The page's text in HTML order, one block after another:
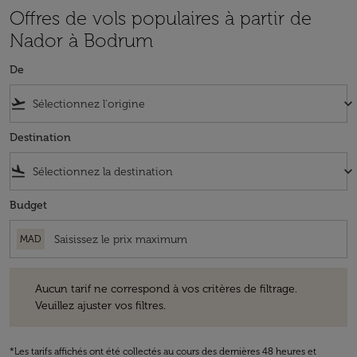
Offres de vols populaires à partir de
Nador à Bodrum
De
flight_takeoff keyboard_arrow_down
Destination
flight_land keyboard_arrow_down
Budget
MAD
Aucun tarif ne correspond à vos critères de filtrage.
Veuillez ajuster vos filtres.
*Les tarifs affichés ont été collectés au cours des dernières 48 heures et